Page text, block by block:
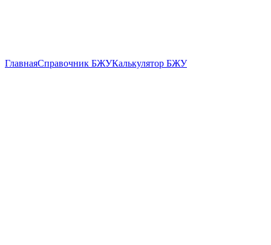
ГлавнаяСправочник БЖУКалькулятор БЖУ